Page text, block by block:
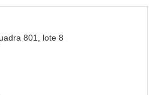
801, lote 8